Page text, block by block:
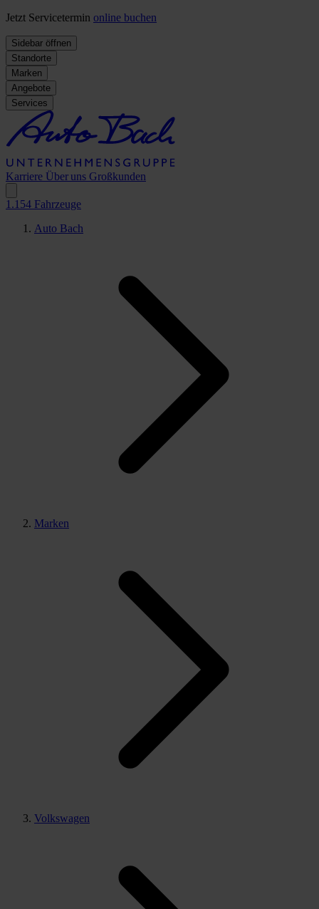
Jetzt Servicetermin online buchen
Sidebar öffnen
Standorte
Marken
Angebote
Services
Karriere Über uns Großkunden
1.154 Fahrzeuge
Auto Bach
Marken
Volkswagen